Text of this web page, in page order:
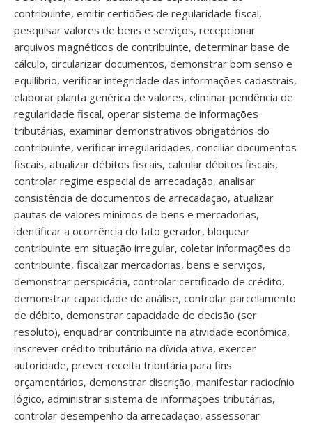
contribuinte, emitir certidões de regularidade fiscal,
pesquisar valores de bens e serviços, recepcionar
arquivos magnéticos de contribuinte, determinar base de
cálculo, circularizar documentos, demonstrar bom senso e
equilíbrio, verificar integridade das informações cadastrais,
elaborar planta genérica de valores, eliminar pendência de
regularidade fiscal, operar sistema de informações
tributárias, examinar demonstrativos obrigatórios do
contribuinte, verificar irregularidades, conciliar documentos
fiscais, atualizar débitos fiscais, calcular débitos fiscais,
controlar regime especial de arrecadação, analisar
consistência de documentos de arrecadação, atualizar
pautas de valores mínimos de bens e mercadorias,
identificar a ocorrência do fato gerador, bloquear
contribuinte em situação irregular, coletar informações do
contribuinte, fiscalizar mercadorias, bens e serviços,
demonstrar perspicácia, controlar certificado de crédito,
demonstrar capacidade de análise, controlar parcelamento
de débito, demonstrar capacidade de decisão (ser
resoluto), enquadrar contribuinte na atividade econômica,
inscrever crédito tributário na dívida ativa, exercer
autoridade, prever receita tributária para fins
orçamentários, demonstrar discrição, manifestar raciocínio
lógico, administrar sistema de informações tributárias,
controlar desempenho da arrecadação, assessorar